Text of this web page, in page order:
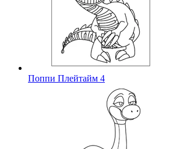
Поппи Плейтайм 4